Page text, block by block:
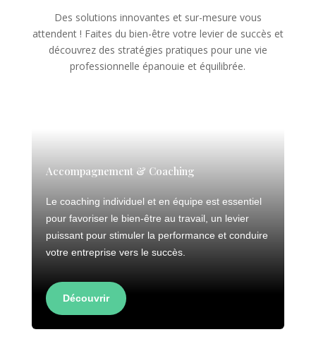
Des solutions innovantes et sur-mesure vous
attendent ! Faites du bien-être votre levier de succès et
découvrez des stratégies pratiques pour une vie
professionnelle épanouie et équilibrée.
Accompagnement & Coaching
Le coaching individuel et en équipe est essentiel
pour favoriser le bien-être au travail, un levier
puissant pour stimuler la performance et conduire
votre entreprise vers le succès.
Découvrir